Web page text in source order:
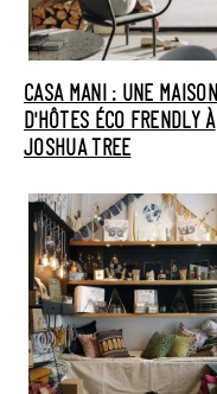
CASA MANI : UNE MAISON
D'HÔTES ÉCO FRENDLY À
JOSHUA TREE